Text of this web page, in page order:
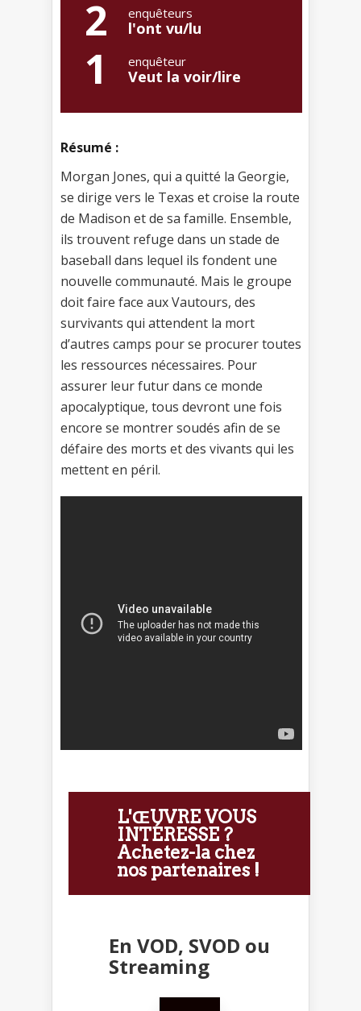
2 enquêteurs
l'ont vu/lu
1 enquêteur
Veut la voir/lire
Résumé :
Morgan Jones, qui a quitté la Georgie,
se dirige vers le Texas et croise la route
de Madison et de sa famille. Ensemble,
ils trouvent refuge dans un stade de
baseball dans lequel ils fondent une
nouvelle communauté. Mais le groupe
doit faire face aux Vautours, des
survivants qui attendent la mort
d’autres camps pour se procurer toutes
les ressources nécessaires. Pour
assurer leur futur dans ce monde
apocalyptique, tous devront une fois
encore se montrer soudés afin de se
défaire des morts et des vivants qui les
mettent en péril.
L'ŒUVRE VOUS
INTÉRESSE ?
Achetez-la chez
nos partenaires !
En VOD, SVOD ou
Streaming